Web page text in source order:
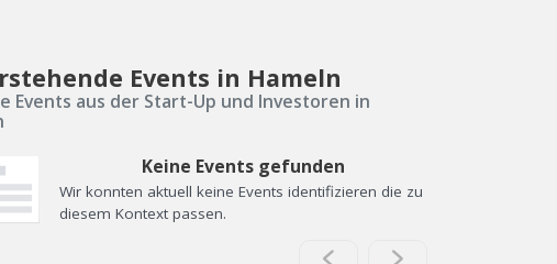
Events in Hameln
Events aus der Start-Up und Investoren in
Keine Events gefunden
Wir konnten aktuell keine Events identifizieren die zu
diesem Kontext passen.